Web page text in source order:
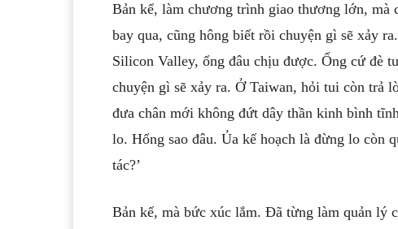
Bản kể, làm chương trình giao thương lớn,
bay qua, cũng hông biết rồi chuyện gì sẽ xảy
Silicon Valley, ổng đâu chịu được. Ổng cứ đè
chuyện gì sẽ xảy ra. Ở Taiwan, hỏi tui còn trả
đưa chân mới không đứt dây thần kinh bình
lo. Hổng sao đâu. Ủa kế hoạch là đừng lo còn
tác?’
Bản kể, mà bức xúc lắm. Đã từng làm quản lý